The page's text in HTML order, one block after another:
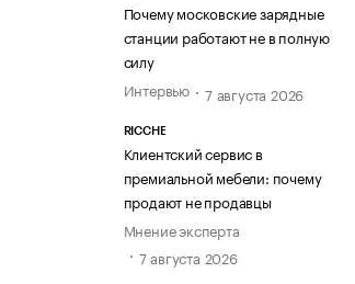
Почему московские зарядные
станции работают не в полную
силу
Интервью
7 августа 2026
RICCHE
Клиентский сервис в
премиальной мебели: почему
продают не продавцы
Мнение эксперта
7 августа 2026